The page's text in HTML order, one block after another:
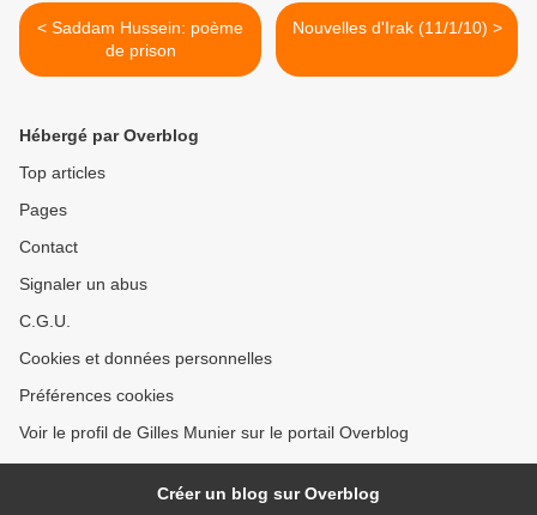
< Saddam Hussein: poème
de prison
Nouvelles d'Irak (11/1/10) >
Hébergé par Overblog
Top articles
Pages
Contact
Signaler un abus
C.G.U.
Cookies et données personnelles
Préférences cookies
Voir le profil de Gilles Munier sur le portail Overblog
Créer un blog sur Overblog